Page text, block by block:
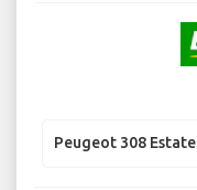
Peugeot 308 Estate